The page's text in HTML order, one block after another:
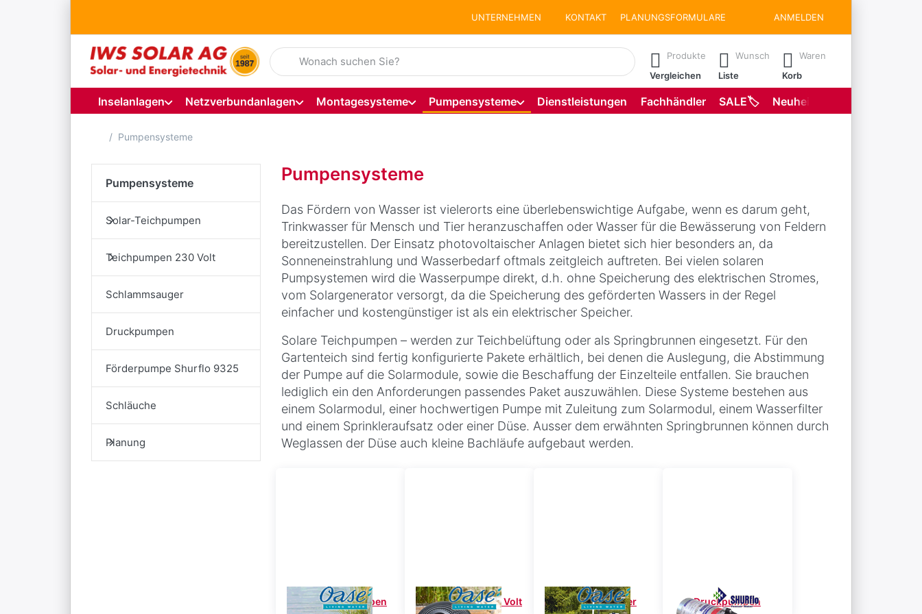
UNTERNEHMEN KONTAKT PLANUNGSFORMULARE ANMELDEN
Geben Sie einen Suchbegriff ein. Während Sie tippen, erscheinen automatisch erste Ergebnisse. Drücken Sie die Eingabetaste, um
Produkte
Vergleichen
Wunsch
Liste
Waren
Korb
Inselanlagen Netzverbundanlagen Montagesysteme Pumpensysteme Dienstleistungen Fachhändler SALE🏷️ Neuheiten
Startseite
Pumpensysteme
Pumpensysteme
Solar-Teichpumpen
Teichpumpen 230 Volt
Schlammsauger
Druckpumpen
Förderpumpe Shurflo 9325
Schläuche
Planung
Pumpensysteme
Das Fördern von Wasser ist vielerorts eine überlebenswichtige Aufgabe, wenn es darum geht,
Trinkwasser für Mensch und Tier heranzuschaffen oder Wasser für die Bewässerung von Feldern
bereitzustellen. Der Einsatz photovoltaischer Anlagen bietet sich hier besonders an, da
Sonneneinstrahlung und Wasserbedarf oftmals zeitgleich auftreten. Bei vielen solaren
Pumpsystemen wird die Wasserpumpe direkt, d.h. ohne Speicherung des elektrischen Stromes,
vom Solargenerator versorgt, da die Speicherung des geförderten Wassers in der Regel
einfacher und kostengünstiger ist als ein elektrischer Speicher.
Solare Teichpumpen – werden zur Teichbelüftung oder als Springbrunnen eingesetzt. Für den
Gartenteich sind fertig konfigurierte Pakete erhältlich, bei denen die Auslegung, die Abstimmung
der Pumpe auf die Solarmodule, sowie die Beschaffung der Einzelteile entfallen. Sie brauchen
lediglich ein den Anforderungen passendes Paket auszuwählen. Diese Systeme bestehen aus
einem Solarmodul, einer hochwertigen Pumpe mit Zuleitung zum Solarmodul, einem Wasserfilter
und einem Sprinkleraufsatz oder einer Düse. Ausser dem erwähnten Springbrunnen können durch
Weglassen der Düse auch kleine Bachläufe aufgebaut werden.
Solar-Teichpumpen Teichpumpen 230 Volt Schlammsauger Druckpumpen